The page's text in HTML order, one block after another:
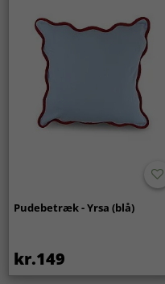
Pudebetræk - Yrsa (blå)
kr.149